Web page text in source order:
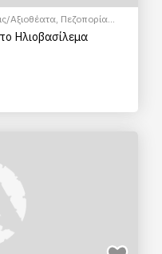
Αξιοθέατα, Πεζοπορία
Ηλιοβασίλεμα